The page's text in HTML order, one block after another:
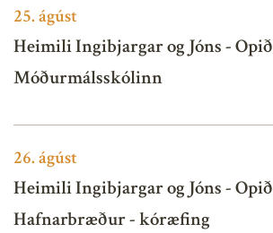
25.ágúst
Heimili Ingibjargar og Jóns - Opið
Móðurmálsskólinn
26.ágúst
Heimili Ingibjargar og Jóns - Opið
Hafnarbræður - kóræfing